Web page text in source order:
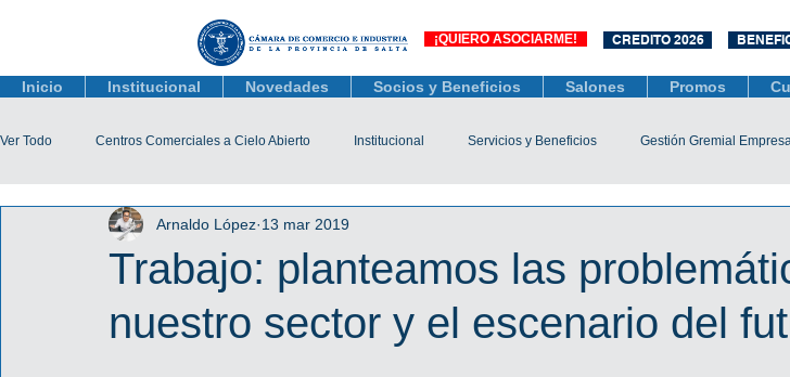
¡QUIERO ASOCIARME! CREDITO 2026
Inicio Institucional Novedades Socios y Beneficios Salones Promos
Ver Todo Centros Comerciales a Cielo Abierto Institucional Servicios y Beneficios Gestión Gremial
Actualidad Comercial Capacitación y Eventos
Tienda Salta Salta Black Friday Jóvenes Mujeres Empresarias Mediación COVID-19
Trabajo: planteamos las
nuestro sector y el escenario del
Arnaldo López 13 mar 2019